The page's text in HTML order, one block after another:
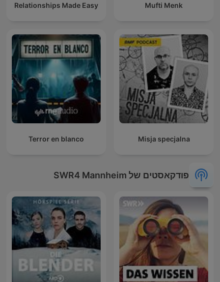
Mufti Menk
Relationships Made Easy
Misja specjalna
Terror en blanco
פודקאסטים של SWR4 Mannheim